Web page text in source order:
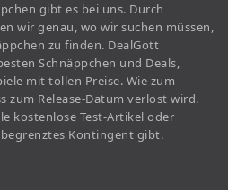
gibt es bei uns. Durch
wir genau, wo wir suchen müssen,
zu finden. DealGott
Schnäppchen und Deals,
mit tollen Preise. Wie zum
zum Release-Datum verlost wird.
kostenlose Test-Artikel oder
Kontingent gibt.